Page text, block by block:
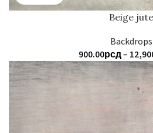
Beige jute
Backdrops
900.00рсд–